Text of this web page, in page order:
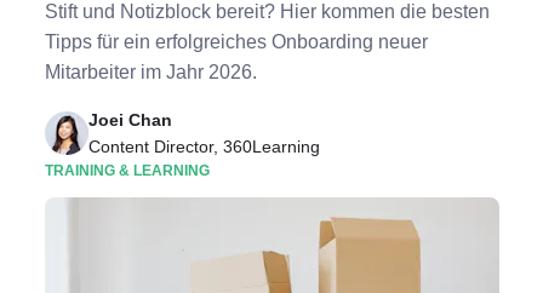
Stift und Notizblock bereit? Hier kommen die besten
Tipps für ein erfolgreiches Onboarding neuer
Mitarbeiter im Jahr 2026.
Joei Chan
Content Director, 360Learning
TRAINING & LEARNING